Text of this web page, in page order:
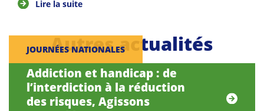
Lire la suite
Autres actualités
JOURNÉES NATIONALES
Addiction et handicap : de
l’interdiction à la réduction
des risques, Agissons